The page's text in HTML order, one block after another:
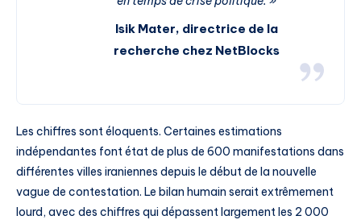
Isik Mater, directrice de la
recherche chez NetBlocks
Les chiffres sont éloquents. Certaines estimations
indépendantes font état de plus de 600 manifestations dans
différentes villes iraniennes depuis le début de la nouvelle
vague de contestation. Le bilan humain serait extrêmement
lourd, avec des chiffres qui dépassent largement les 2 000